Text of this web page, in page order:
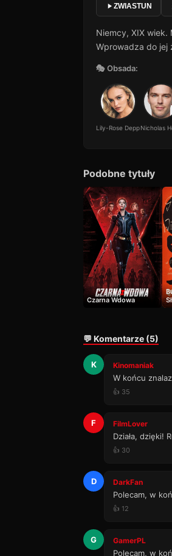
ZWIASTUN
Niemcy, XIX
Wprowadza do jej
🎭 Obsada:
Lily-Rose DeppNicholas
Podobne tytuły
Czarna Wdowa
💬 Komentarze (5)
K Kinomaniak
W końcu
👍 35
F FilmLover
Działa, dzięki!
👍 30
D DarkFan
Polecam, w
👍 12
G GamerPL
Polecam, w